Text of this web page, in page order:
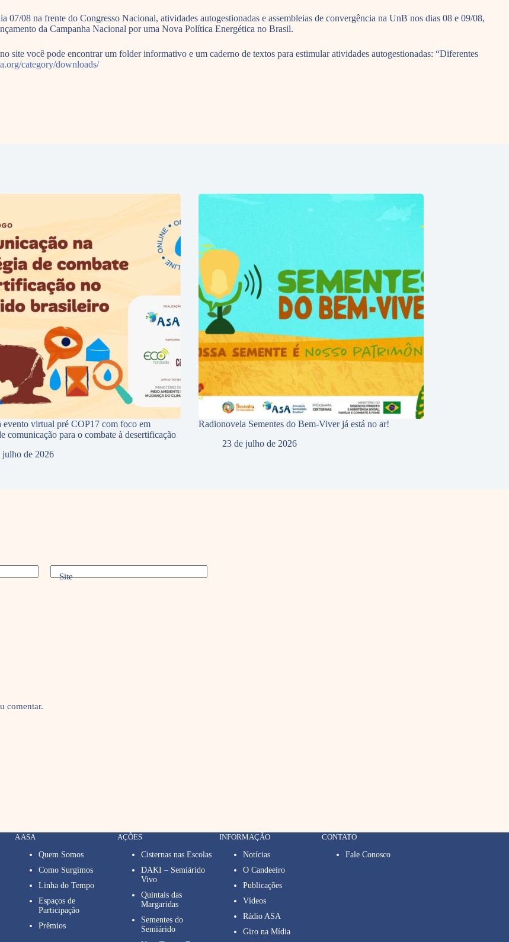
08 na frente do Congresso Nacional, atividades autogestionadas e assembleias de convergência na UnB nos dias 08 e 09/08,
da Campanha Nacional por uma Nova Política Energética no Brasil.
site você pode encontrar um folder informativo e um caderno de textos para estimular atividades autogestionadas: “Diferentes
category/downloads/
evento virtual pré COP17 com foco em
comunicação para o combate à desertificação
julho de 2026
Radionovela Sementes do Bem-Viver já está no ar!
23 de julho de 2026
Site
comentar.
A ASA
Quem Somos
Como Surgimos
Linha do Tempo
Espaços de
Participação
Prêmios
AÇÕES
Cisternas nas Escolas
DAKI – Semiárido
Vivo
Quintais das
Margaridas
Sementes do
Semiárido
INFORMAÇÃO
Notícias
O Candeeiro
Publicações
Vídeos
Rádio ASA
Giro na Mídia
CONTATO
Fale Conosco